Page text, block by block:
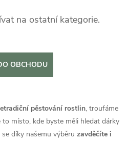
na ostatní kategorie.
OBCHODU
pěstování rostlin, troufáme
místo, kde byste měli hledat dárky
díky našemu výběru zavděčíte i